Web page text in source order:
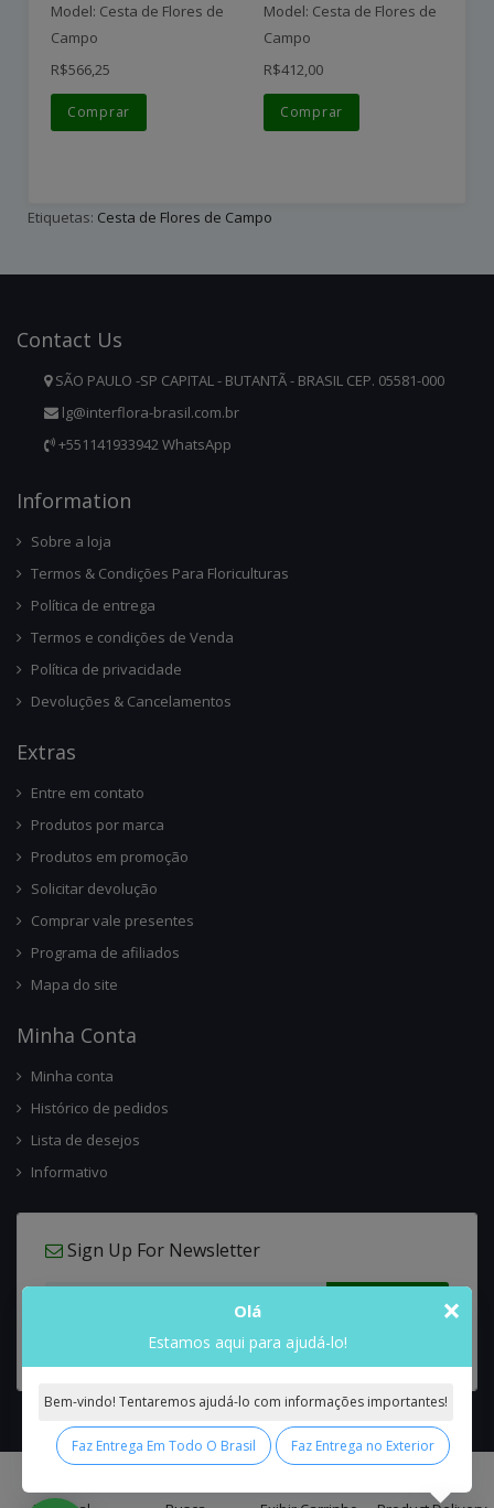
Model: Cesta de Flores de
Campo
R$566,25
Comprar
Model: Cesta de Flores de
Campo
R$412,00
Comprar
Etiquetas: Cesta de Flores de Campo
Contact Us
SÃO PAULO -SP CAPITAL - BUTANTÃ - BRASIL CEP. 05581-000
lg@interflora-brasil.com.br
+551141933942 WhatsApp
InforMation
Sobre a loja
Termos & Condições Para Floriculturas
Política de entrega
Termos e condições de Venda
Política de privacidade
Devoluções & Cancelamentos
ExtRas
Entre em contato
Produtos por marca
Produtos em promoção
Solicitar devolução
Comprar vale presentes
Programa de afiliados
Mapa do site
Minha Conta
Minha conta
Histórico de pedidos
Lista de desejos
Informativo
Sign Up For Newsletter
Interflora Brasil Intercambio Floral Nacional e Internacional© 2026 All
×
Olá
Estamos aqui para ajudá-lo!
Bem-vindo! Tentaremos ajudá-lo com informações importantes!
Faz Entrega Em Todo O Brasil Faz Entrega no Exterior